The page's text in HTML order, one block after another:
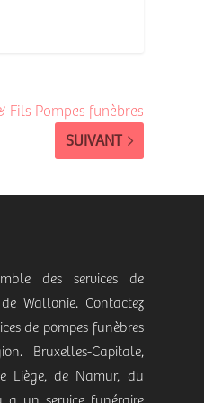
Fils Pompes funèbres
SUIVANT
des services de
Wallonie. Contactez
de pompes funèbres
Bruxelles-Capitale,
Liège, de Namur, du